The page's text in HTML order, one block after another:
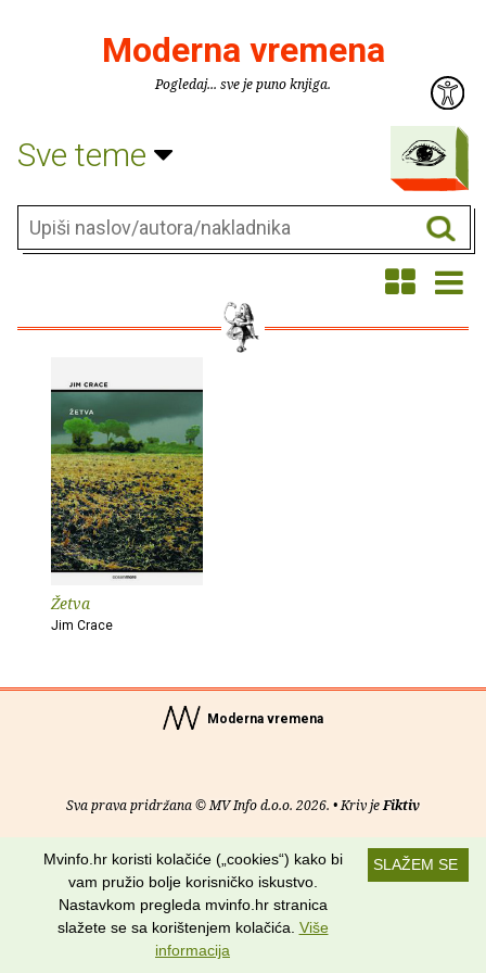
Moderna vremena
Pogledaj... sve je puno knjiga.
Sve teme
Žetva
Jim Crace
Moderna vremena
Sva prava pridržana © MV Info d.o.o. 2026. • Kriv jeFiktiv
RSS kanali
Potraži nas na:
SLAŽEM SE
Mvinfo.hr koristi kolačiće („cookies“) kako bi
vam pružio bolje korisničko iskustvo.
Nastavkom pregleda mvinfo.hr stranica
slažete se sa korištenjem kolačića. Više
informacija